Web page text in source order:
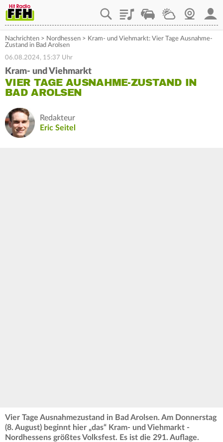
PlaylistStaupilotWetterWebcam
Nachrichten > Nordhessen > Kram- und Viehmarkt: Vier Tage Ausnahme-
Zustand in Bad Arolsen
06.08.2024, 15:37 Uhr
Kram- und Viehmarkt
VIER TAGE AUSNAHME-ZUSTAND IN
BAD AROLSEN
Redakteur
Eric Seitel
Vier Tage Ausnahmezustand in Bad Arolsen. Am Donnerstag
(8. August) beginnt hier „das“ Kram- und Viehmarkt -
Nordhessens größtes Volksfest. Es ist die 291. Auflage.